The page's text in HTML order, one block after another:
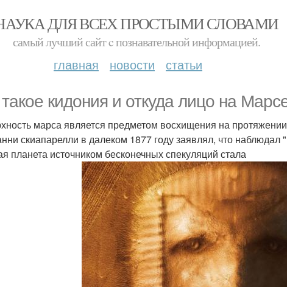
ДЛЯ ВСЕХ ПРОСТЫМИ СЛОВАМИ
самый лучший сайт c познавательной информацией.
главная новости статьи
кидония и откуда лицо на
марса является предметом восхищения на
скиапарелли в далеком 1877 году заявлял, что
планета источником бесконечных спекуляций стала